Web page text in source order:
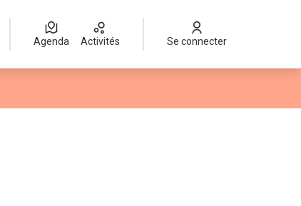
Agenda Activités Se connecter